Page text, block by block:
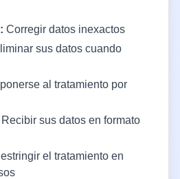
Corregir datos inexactos
sus datos cuando
al tratamiento por
Recibir sus datos en formato
el tratamiento en